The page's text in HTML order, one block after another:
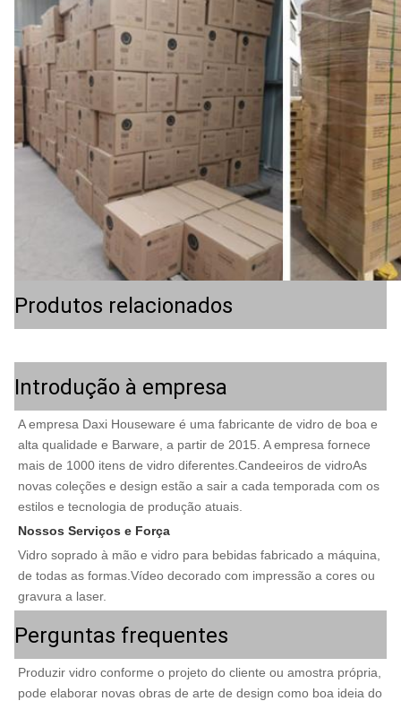
Produtos relacionados
Introdução à empresa
A empresa Daxi Houseware é uma fabricante de vidro de boa e
alta qualidade e Barware, a partir de 2015. A empresa fornece
mais de 1000 itens de vidro diferentes.Candeeiros de vidroAs
novas coleções e design estão a sair a cada temporada com os
estilos e tecnologia de produção atuais.
Nossos Serviços e Força
Vidro soprado à mão e vidro para bebidas fabricado a máquina,
de todas as formas.Vídeo decorado com impressão a cores ou
gravura a laser.
Perguntas frequentes
Produzir vidro conforme o projeto do cliente ou amostra própria,
pode elaborar novas obras de arte de design como boa ideia do